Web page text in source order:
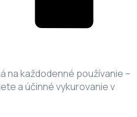
na každodenné používanie –
a účinné vykurovanie v